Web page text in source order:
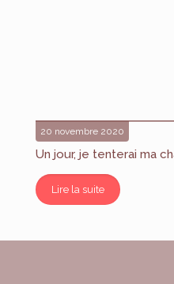
20 novembre 2020
Un jour, je tenterai ma
Lire la suite